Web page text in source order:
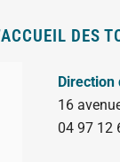
DES
Direction
16
04 97 12